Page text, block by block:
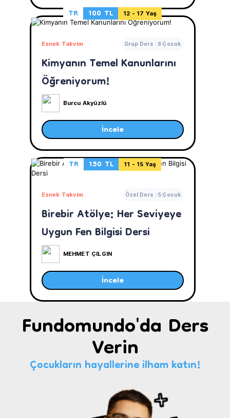
TR
100 TL 12 - 17 Yaş
Esnek Takvim Grup Ders : 6 Çocuk
Kimyanın Temel Kanunlarını
Öğreniyorum!
Burcu Akyüzlü
İncele
TR
150 TL 11 - 15 Yaş
Esnek Takvim Özel Ders : 5 Çocuk
Birebir Atölye: Her Seviyeye
Uygun Fen Bilgisi Dersi
MEHMET ÇILGIN
İncele
Fundomundo'da Ders
Verin
Çocukların hayallerine ilham katın!